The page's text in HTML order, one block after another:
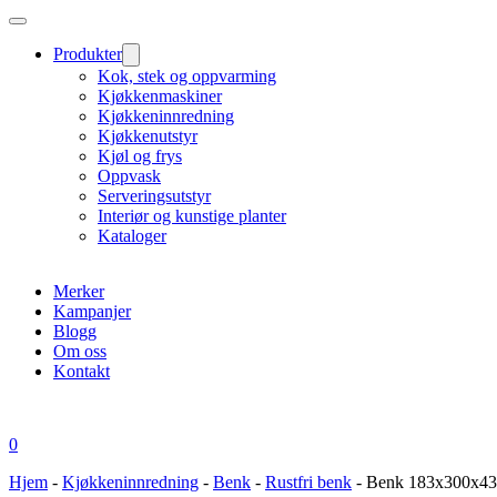
Produkter
Kok, stek og oppvarming
Kjøkkenmaskiner
Kjøkkeninnredning
Kjøkkenutstyr
Kjøl og frys
Oppvask
Serveringsutstyr
Interiør og kunstige planter
Kataloger
Merker
Kampanjer
Blogg
Om oss
Kontakt
0
Hjem - Kjøkkeninnredning - Benk - Rustfri benk - Benk